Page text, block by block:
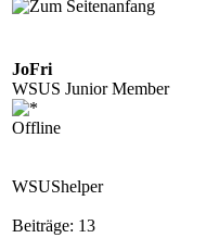
JoFri
WSUS Junior Member
Offline
WSUShelper
Beiträge: 13